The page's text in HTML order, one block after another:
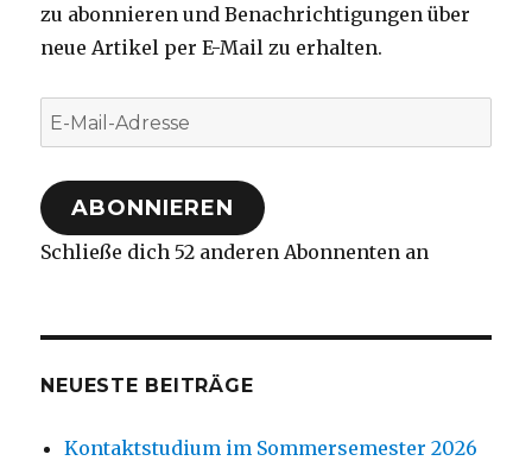
zu abonnieren und Benachrichtigungen über
neue Artikel per E-Mail zu erhalten.
E-
Mail-
Adresse
ABONNIEREN
Schließe dich 52 anderen Abonnenten an
NEUESTE BEITRÄGE
Kontaktstudium im Sommersemester 2026